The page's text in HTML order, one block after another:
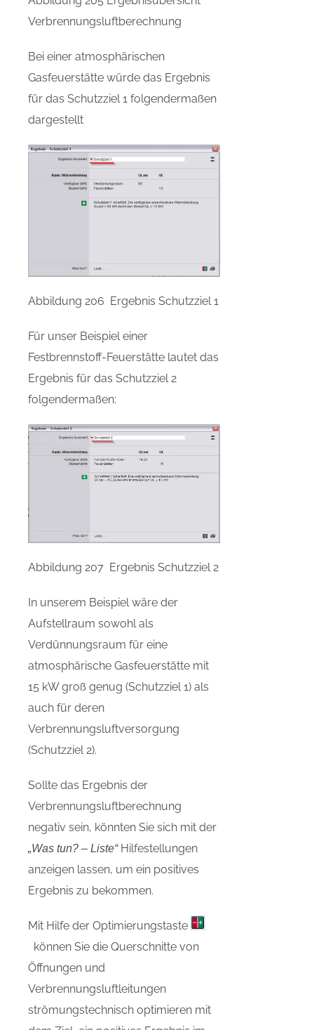
Verbrennungsluftberechnung
Bei einer atmosphärischen
Gasfeuerstätte würde das Ergebnis
für das Schutzziel 1 folgendermaßen
dargestellt
Abbildung 206 Ergebnis Schutzziel 1
Für unser Beispiel einer
Festbrennstoff-Feuerstätte lautet das
Ergebnis für das Schutzziel 2
folgendermaßen:
Abbildung 207 Ergebnis Schutzziel 2
In unserem Beispiel wäre der
Aufstellraum sowohl als
Verdünnungsraum für eine
atmosphärische Gasfeuerstätte mit
15 kW groß genug (Schutzziel 1) als
auch für deren
Verbrennungsluftversorgung
(Schutzziel 2).
Sollte das Ergebnis der
Verbrennungsluftberechnung
negativ sein, könnten Sie sich mit der
„Was tun? – Liste“ Hilfestellungen
anzeigen lassen, um ein positives
Ergebnis zu bekommen.
Mit Hilfe der Optimierungstaste
können Sie die Querschnitte von
Öffnungen und
Verbrennungsluftleitungen
strömungstechnisch optimieren mit